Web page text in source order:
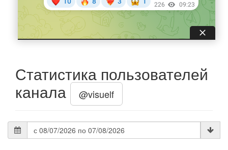
Статистика пользователей
канала
@visuelf
Дата
статистики